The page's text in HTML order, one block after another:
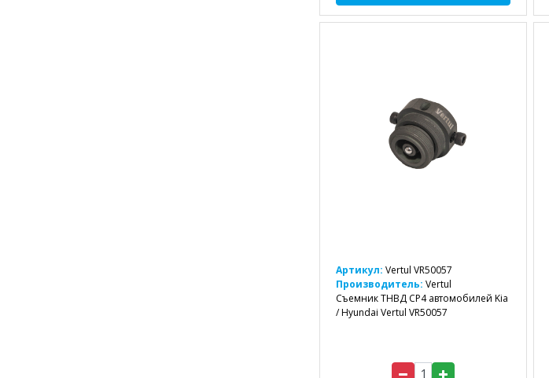
Артикул: Vertul VR50057
Производитель: Vertul
Съемник ТНВД СР4 автомобилей Kia
/ Hyundai Vertul VR50057